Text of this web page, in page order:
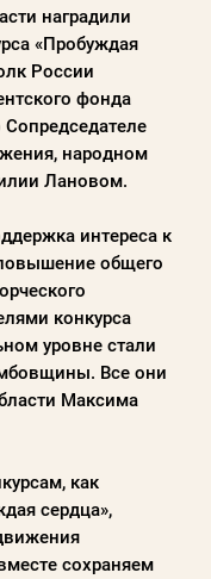
наградили
«Пробуждая
России
фонда
народном
Лановом.
интереса к
общего
конкурса
уровне стали
Все они
Максима
как
сердца»,
сохраняем